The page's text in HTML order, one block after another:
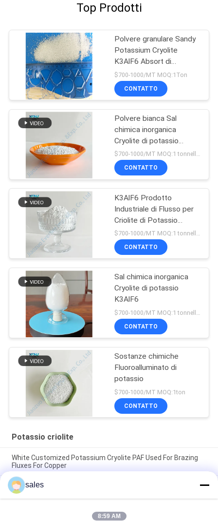
Top Prodotti
Polvere granulare Sandy
Potassium Cryolite
K3AlF6 Absort di
alluminio
$700-1000/MT MOQ:1Ton
CONTATTO
Polvere bianca Sal
chimica inorganica
Cryolite di potassio
K3AlF6
$700-1000/MT MOQ:1 tonnellata
CONTATTO
K3AlF6 Prodotto
Industriale di Flusso per
Criolite di Potassio
Cristallina
$700-1000/MT MOQ:1 tonnellata
CONTATTO
Sal chimica inorganica
Cryolite di potassio
K3AlF6
$700-1000/MT MOQ:1 tonnellata
CONTATTO
Sostanze chimiche
Fluoroalluminato di
potassio
$700-1000/MT MOQ:1ton
CONTATTO
Potassio criolite
White Customized Potassium Cryolite PAF Used For Brazing
Fluxes For Copper
Il prezzo di fabbrica di abrasivi ad alte prestazioni a base di
cryolite di sodio bianco puro per la produzione industriale
CAS13775-52-5 Prodotto Chimico Polvere Bianca KAlF4
sales
8:59 AM